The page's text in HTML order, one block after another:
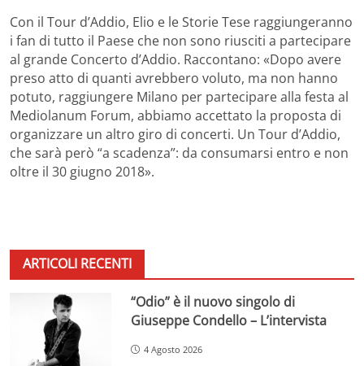
Con il Tour d’Addio, Elio e le Storie Tese raggiungeranno
i fan di tutto il Paese che non sono riusciti a partecipare
al grande Concerto d’Addio. Raccontano: «Dopo avere
preso atto di quanti avrebbero voluto, ma non hanno
potuto, raggiungere Milano per partecipare alla festa al
Mediolanum Forum, abbiamo accettato la proposta di
organizzare un altro giro di concerti. Un Tour d’Addio,
che sarà però “a scadenza”: da consumarsi entro e non
oltre il 30 giugno 2018».
ARTICOLI RECENTI
“Odio” è il nuovo singolo di
Giuseppe Condello – L’intervista
4 Agosto 2026